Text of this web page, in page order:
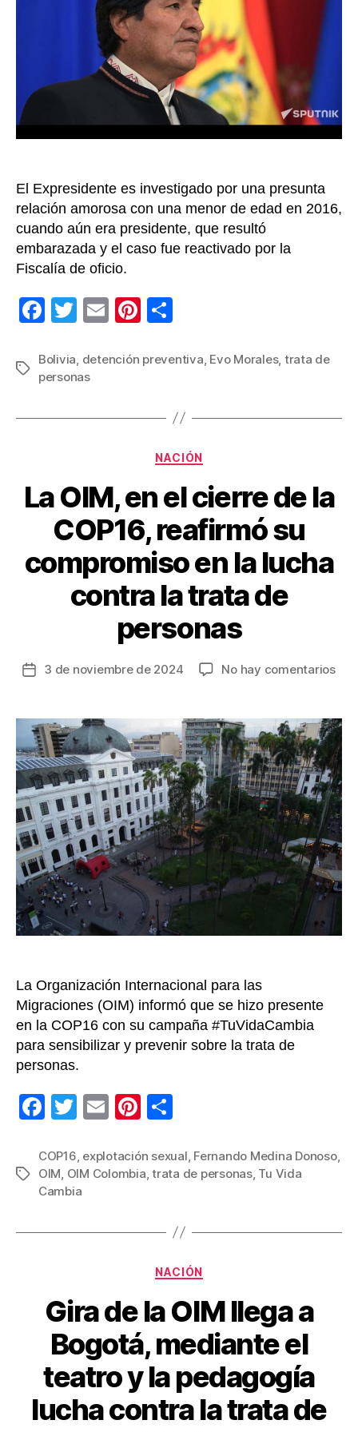
El Expresidente es investigado por una presunta
relación amorosa con una menor de edad en 2016,
cuando aún era presidente, que resultó
embarazada y el caso fue reactivado por la
Fiscalía de oficio.
F
c
e
b
k
T
tt
er
E
ail
Pi
er
st
m
ar
Etiquetas
Bolivia detención preventiva Evo Morales, trata de
personas
Categorías
NACIÓN
La OIM, en el cierre de la
COP16, reafirmó su
compromiso en la lucha
contra la trata de
personas
Fecha
entrada
3 de noviembre de 2024 No hay comentariosen
en
el
de
la
su
en
la
La Organización Internacional para las
Migraciones (OIM) informó que se hizo presente
en la COP16 con su campaña #TuVidaCambia
para sensibilizar y prevenir sobre la trata de
personas.
F
c
e
o
T
tt
er
E
ail
Pi
er
e
m
p
tir
Etiquetas
COP16 explotación sexual Fernando Medina Donoso,
OIM OIM Colombia ,trata de personas, Tu Vida
Cambia
Categorías
NACIÓN
Gira de la OIM llega a
Bogotá, mediante el
teatro y la pedagogía
lucha contra la trata de